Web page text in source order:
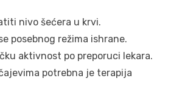
nivo šećera u krvi.
posebnog režima ishrane.
aktivnost po preporuci lekara.
potrebna je terapija